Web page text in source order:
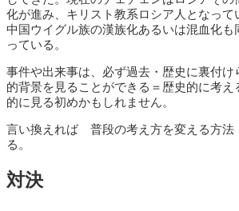
化が進み、キリスト教系ロシア人となって
中国ウイグル族の漢族化あるいは混血化も
っている。
事件や出来事は、必ず過去・歴史に裏付け
的背景を見ることができる＝歴史的に考え
的に見る初めかもしれません。
言い換えれば 普段の考え方を変える方法
る。
対決